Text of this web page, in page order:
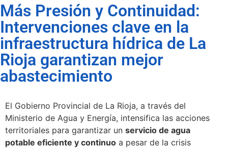
Más Presión y Continuidad:
Intervenciones clave en la
infraestructura hídrica de La
Rioja garantizan mejor
abastecimiento
El Gobierno Provincial de La Rioja, a través del
Ministerio de Agua y Energía, intensifica las acciones
territoriales para garantizar un servicio de agua
potable eficiente y continuo a pesar de la crisis